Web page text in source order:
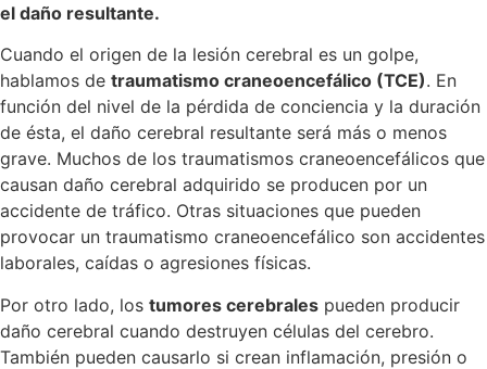
el daño resultante.
Cuando el origen de la lesión cerebral es un golpe,
hablamos de traumatismo craneoencefálico (TCE). En
función del nivel de la pérdida de conciencia y la duración
de ésta, el daño cerebral resultante será más o menos
grave. Muchos de los traumatismos craneoencefálicos que
causan daño cerebral adquirido se producen por un
accidente de tráfico. Otras situaciones que pueden
provocar un traumatismo craneoencefálico son accidentes
laborales, caídas o agresiones físicas.
Por otro lado, los tumores cerebrales pueden producir
daño cerebral cuando destruyen células del cerebro.
También pueden causarlo si crean inflamación, presión o